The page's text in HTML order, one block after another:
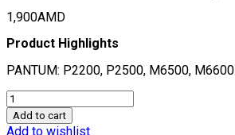
1,900AMD
Product Highlights
PANTUM: P2200, P2500, M6500, M6600
Ролик
подхвата
301022060001
Add to cart
Add to wishlist